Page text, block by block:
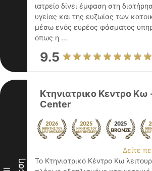
ιατρείο δίνει έμφαση στη
υγείας και της ευζωίας των
μέσω ενός ευρέος φάσματος
όπως η ...
9.5
II
Κτηνιατρικο Κεντρο Κω
Center
Δείτε
Το Κτηνιατρικό Κέντρο Κω